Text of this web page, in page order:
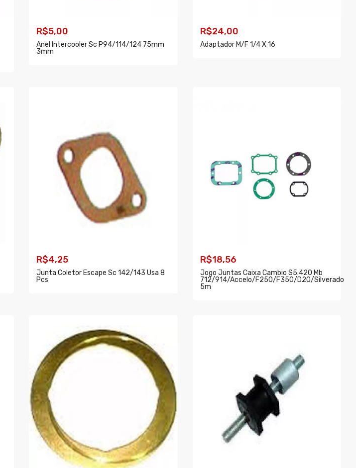
R$5,00
Anel Intercooler Sc P94/114/124 75mm
3mm
R$24,00
Adaptador M/f 1/4 X 16
R$4,25
Junta Coletor Escape Sc 142/143 Usa 8
Pcs
R$18,56
Jogo Juntas Caixa Cambio S5.420 Mb
712/914/accelo/f250/f350/d20/silverado
5m